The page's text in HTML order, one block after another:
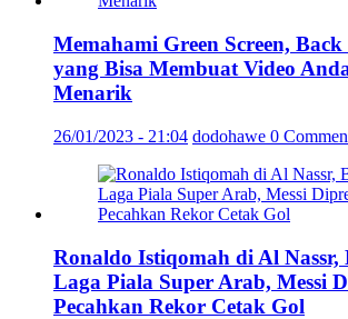
Memahami Green Screen,
yang Bisa Membuat Video
Menarik
26/01/2023 - 21:04 dodohawe 0
Ronaldo Istiqomah di Al Nassr,
Laga Piala Super Arab, Messi
Pecahkan Rekor Cetak Gol